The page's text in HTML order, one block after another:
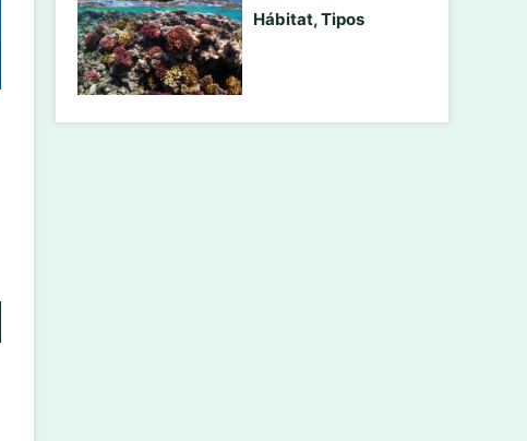
Hábitat, Tipos